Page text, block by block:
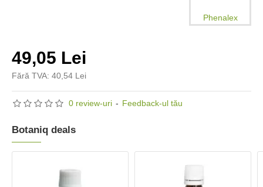
0 review-uri - Feedback-ul tău
49,05 Lei
Fără TVA: 40,54 Lei
Phenalex
Botaniq deals